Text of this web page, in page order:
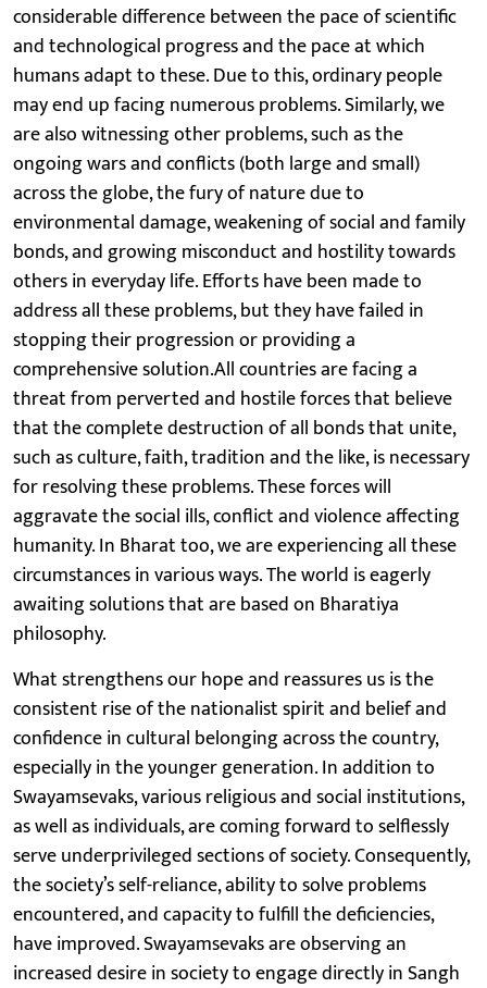
considerable difference between the pace of scientific
and technological progress and the pace at which
humans adapt to these. Due to this, ordinary people
may end up facing numerous problems. Similarly, we
are also witnessing other problems, such as the
ongoing wars and conflicts (both large and small)
across the globe, the fury of nature due to
environmental damage, weakening of social and family
bonds, and growing misconduct and hostility towards
others in everyday life. Efforts have been made to
address all these problems, but they have failed in
stopping their progression or providing a
comprehensive solution.All countries are facing a
threat from perverted and hostile forces that believe
that the complete destruction of all bonds that unite,
such as culture, faith, tradition and the like, is necessary
for resolving these problems. These forces will
aggravate the social ills, conflict and violence affecting
humanity. In Bharat too, we are experiencing all these
circumstances in various ways. The world is eagerly
awaiting solutions that are based on Bharatiya
philosophy.
What strengthens our hope and reassures us is the
consistent rise of the nationalist spirit and belief and
confidence in cultural belonging across the country,
especially in the younger generation. In addition to
Swayamsevaks, various religious and social institutions,
as well as individuals, are coming forward to selflessly
serve underprivileged sections of society. Consequently,
the society’s self-reliance, ability to solve problems
encountered, and capacity to fulfill the deficiencies,
have improved. Swayamsevaks are observing an
increased desire in society to engage directly in Sangh